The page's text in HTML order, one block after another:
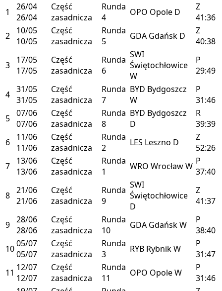
1
26/04
26/04
Część
zasadnicza
Runda
4
OPO Opole D
Z
41:36
2
10/05
10/05
Część
zasadnicza
Runda
5
GDA Gdańsk D
Z
40:38
3
17/05
17/05
Część
zasadnicza
Runda
6
SWI
Świętochłowice
W
P
29:49
4 31/05
31/05
Część
zasadnicza
Runda
7
BYD Bydgoszcz
W
P
31:46
5 07/06
07/06
Część
zasadnicza
Runda
8
BYD Bydgoszcz
D
R
39:39
6
11/06
11/06
Część
zasadnicza
Runda
2
LES Leszno D
Z
52:26
7
13/06
13/06
Część
zasadnicza
Runda
1
WRO WrocławW P
37:40
8 21/06
21/06
Część
zasadnicza
Runda
9
SWI
Świętochłowice
D
Z
41:37
9 28/06
28/06
Część
zasadnicza
Runda
10
GDA GdańskW
P
38:40
1005/07
05/07
Część
zasadnicza
Runda
3
RYB RybnikW
P
31:47
11 12/07
12/07
Część
zasadnicza
Runda
11
OPO OpoleW
P
31:46